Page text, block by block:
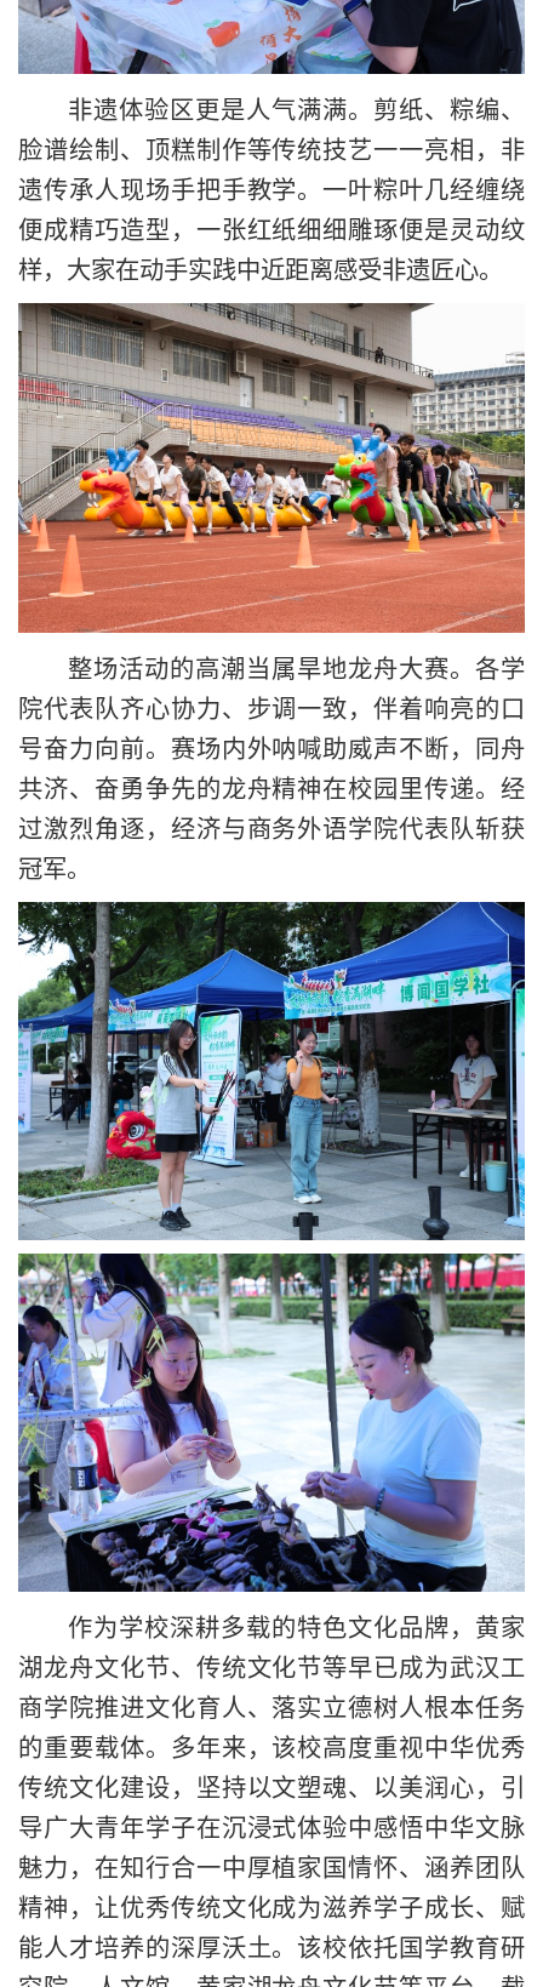
非遗体验区更是人气满满。剪纸、粽编、
脸谱绘制、顶糕制作等传统技艺一一亮相，非
遗传承人现场手把手教学。一叶粽叶几经缠绕
便成精巧造型，一张红纸细细雕琢便是灵动纹
样，大家在动手实践中近距离感受非遗匠心。
整场活动的高潮当属旱地龙舟大赛。各学
院代表队齐心协力、步调一致，伴着响亮的口
号奋力向前。赛场内外呐喊助威声不断，同舟
共济、奋勇争先的龙舟精神在校园里传递。经
过激烈角逐，经济与商务外语学院代表队斩获
冠军。
作为学校深耕多载的特色文化品牌，黄家
湖龙舟文化节、传统文化节等早已成为武汉工
商学院推进文化育人、落实立德树人根本任务
的重要载体。多年来，该校高度重视中华优秀
传统文化建设，坚持以文塑魂、以美润心，引
导广大青年学子在沉浸式体验中感悟中华文脉
魅力，在知行合一中厚植家国情怀、涵养团队
精神，让优秀传统文化成为滋养学子成长、赋
能人才培养的深厚沃土。该校依托国学教育研